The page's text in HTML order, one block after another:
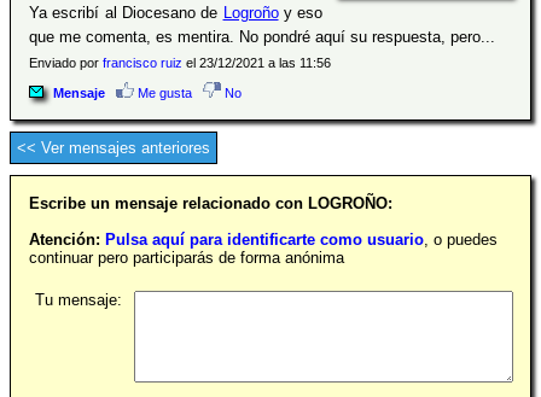
Ya escribí al Diocesano de Logroñoy eso
que me comenta, es mentira. No pondré aquí su respuesta, pero...
Enviado por francisco ruiz el 23/12/2021 a las 11:56
Mensaje Me gusta No
<< Ver mensajes anteriores
Escribe un mensaje relacionado con LOGROÑO:
Atención: Pulsa aquí para identificarte como usuario, o puedes
continuar pero participarás de forma anónima
Tu mensaje: